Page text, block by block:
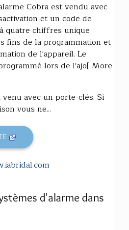
Cobra est vendu avec
et un code de
quatre chiffres unique
fins de la programmation et
de l'appareil. Le
lors de l'ajo[ More
avec un porte-clés. Si
vous ne...
d'alarme dans